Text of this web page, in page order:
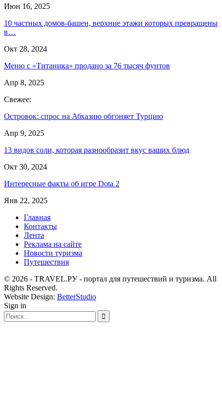
Июн 16, 2025
10 частных домов-башен, верхние этажи которых превращены
в…
Окт 28, 2024
Меню с «Титаника» продано за 76 тысяч фунтов
Апр 8, 2025
Свежее:
Островок: спрос на Абхазию обгоняет Турцию
Апр 9, 2025
13 видов соли, которая разнообразит вкус ваших блюд
Окт 30, 2024
Интересные факты об игре Dota 2
Янв 22, 2025
Главная
Контакты
Лента
Реклама на сайте
Новости туризма
Путешествия
© 2026 - TRAVEL.РУ - портал для путешествий и туризма. All
Rights Reserved.
Website Design: BetterStudio
Sign in